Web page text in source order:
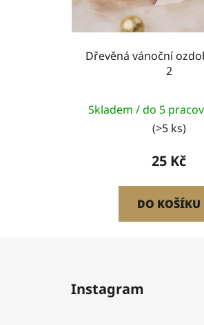
Dřevěná vánoční
2
Skladem / do 5
(>5 ks)
25 Kč
DO KOŠÍKU
Instagram